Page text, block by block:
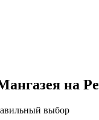
на
выбор